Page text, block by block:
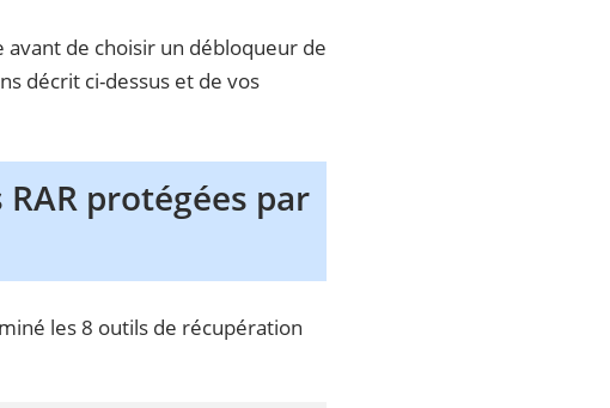
de choisir un débloqueur de
décrit ci-dessus et de vos
protégées par
les 8 outils de récupération